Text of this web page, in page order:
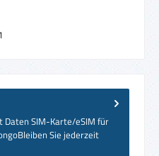
Daten SIM-Karte/eSIM für
Sie jederzeit